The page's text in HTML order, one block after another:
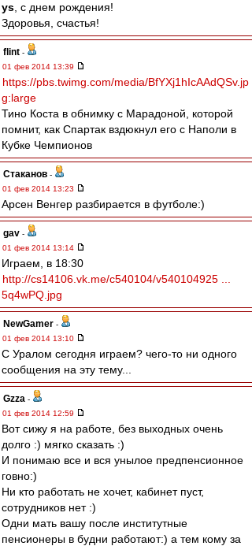
уs , с днем рождения!
Здоровья, счастья!
flint -
01 фев 2014 13:39
https://pbs.twimg.com/media/BfYXj1hIcAAdQSv.jp
g:large
Тино Коста в обнимку с Марадоной, которой
помнит, как Спартак вздюкнул его с Наполи в
Кубке Чемпионов
Cтаканов -
01 фев 2014 13:23
Арсен Венгер разбирается в футболе:)
gav -
01 фев 2014 13:14
Играем, в 18:30
http://cs14106.vk.me/c540104/v540104925 ...
5q4wPQ.jpg
NewGamer -
01 фев 2014 13:10
С Уралом сегодня играем? чего-то ни одного
сообщения на эту тему...
Gzza -
01 фев 2014 12:59
Вот сижу я на работе, без выходных очень
долго :) мягко сказать :)
И понимаю все и вся унылое предпенсионное
говно:)
Ни кто работать не хочет, кабинет пуст,
сотрудников нет :)
Одни мать вашу после институтные
пенсионеры в будни работают:) а тем кому за